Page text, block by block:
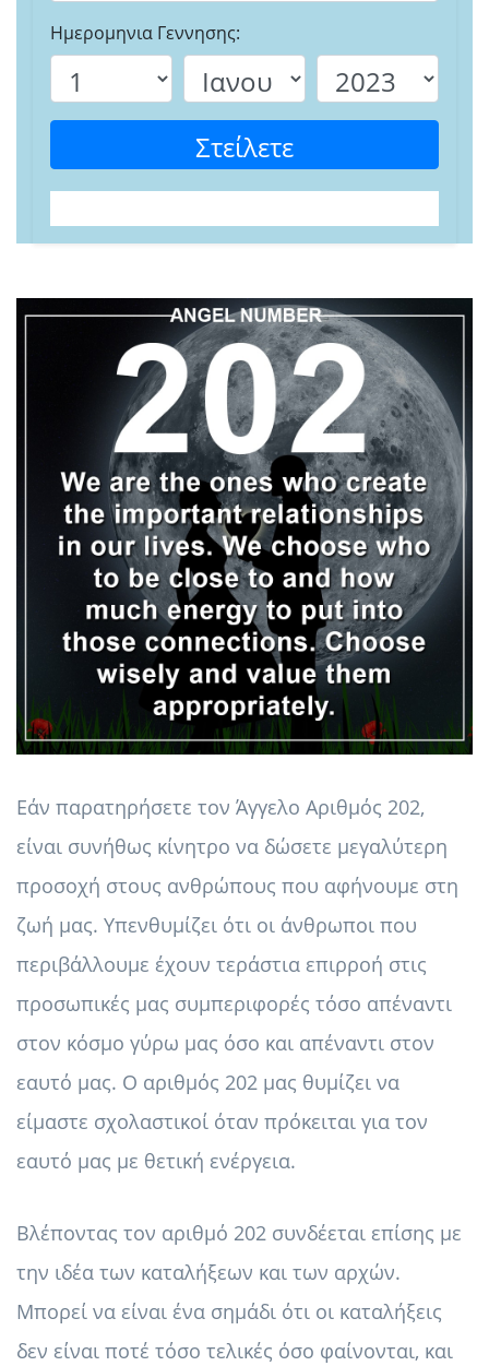
Ημερομηνια Γεννησης:
Στείλετε
Εάν παρατηρήσετε τον Άγγελο Αριθμός 202,
είναι συνήθως κίνητρο να δώσετε μεγαλύτερη
προσοχή στους ανθρώπους που αφήνουμε στη
ζωή μας. Υπενθυμίζει ότι οι άνθρωποι που
περιβάλλουμε έχουν τεράστια επιρροή στις
προσωπικές μας συμπεριφορές τόσο απέναντι
στον κόσμο γύρω μας όσο και απέναντι στον
εαυτό μας. Ο αριθμός 202 μας θυμίζει να
είμαστε σχολαστικοί όταν πρόκειται για τον
εαυτό μας με θετική ενέργεια.
Βλέποντας τον αριθμό 202 συνδέεται επίσης με
την ιδέα των καταλήξεων και των αρχών.
Μπορεί να είναι ένα σημάδι ότι οι καταλήξεις
δεν είναι ποτέ τόσο τελικές όσο φαίνονται, και